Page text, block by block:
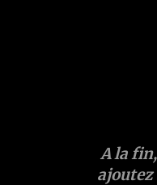
A la
ajoutez